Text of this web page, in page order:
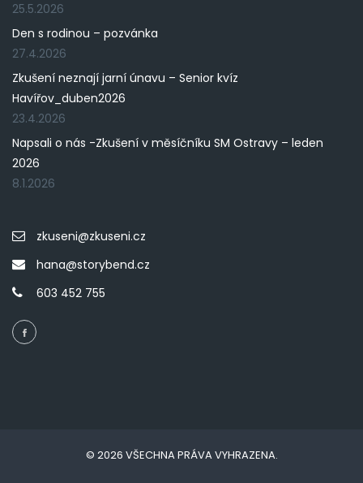
25.5.2026
Den s rodinou – pozvánka
27.4.2026
Zkušení neznají jarní únavu – Senior kvíz
Havířov_duben2026
23.4.2026
Napsali o nás -Zkušení v měsíčníku SM Ostravy – leden
2026
8.1.2026
zkuseni@zkuseni.cz
hana@storybend.cz
603 452 755
© 2026 VŠECHNA PRÁVA VYHRAZENA.